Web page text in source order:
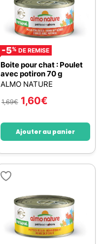
-5% DE REMISE
Boite pour chat : Poulet
avec potiron 70 g
ALMO NATURE
1,69€ 1,60€
Ajouter au panier